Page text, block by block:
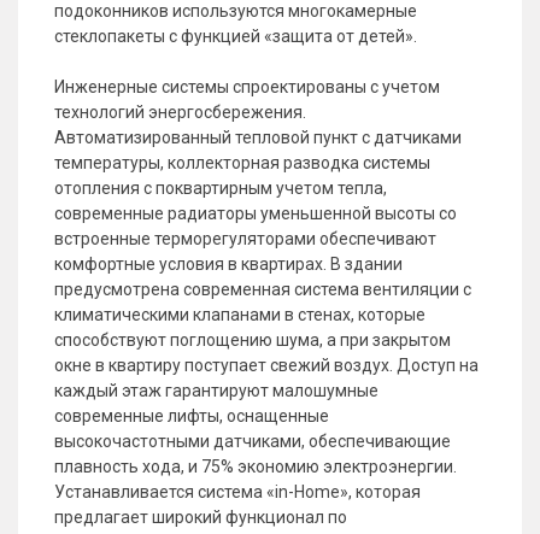
подоконников используются многокамерные
стеклопакеты с функцией «защита от детей».
Инженерные системы спроектированы с учетом
технологий энергосбережения.
Автоматизированный тепловой пункт с датчиками
температуры, коллекторная разводка системы
отопления с поквартирным учетом тепла,
современные радиаторы уменьшенной высоты со
встроенные терморегуляторами обеспечивают
комфортные условия в квартирах. В здании
предусмотрена современная система вентиляции с
климатическими клапанами в стенах, которые
способствуют поглощению шума, а при закрытом
окне в квартиру поступает свежий воздух. Доступ на
каждый этаж гарантируют малошумные
современные лифты, оснащенные
высокочастотными датчиками, обеспечивающие
плавность хода, и 75% экономию электроэнергии.
Устанавливается система «in-Home», которая
предлагает широкий функционал по